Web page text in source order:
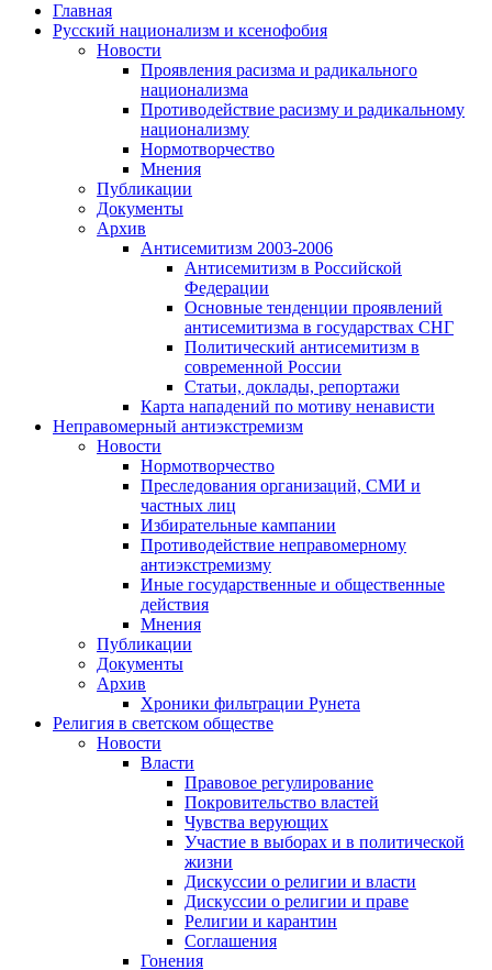
Главная
Русский национализм и ксенофобия
Новости
Проявления расизма и радикального
национализма
Противодействие расизму и радикальному
национализму
Нормотворчество
Мнения
Публикации
Документы
Архив
Антисемитизм 2003-2006
Антисемитизм в Российской
Федерации
Основные тенденции проявлений
антисемитизма в государствах СНГ
Политический антисемитизм в
современной России
Статьи, доклады, репортажи
Карта нападений по мотиву ненависти
Неправомерный антиэкстремизм
Новости
Нормотворчество
Преследования организаций, СМИ и
частных лиц
Избирательные кампании
Противодействие неправомерному
антиэкстремизму
Иные государственные и общественные
действия
Мнения
Публикации
Документы
Архив
Хроники фильтрации Рунета
Религия в светском обществе
Новости
Власти
Правовое регулирование
Покровительство властей
Чувства верующих
Участие в выборах и в политической
жизни
Дискуссии о религии и власти
Дискуссии о религии и праве
Религии и карантин
Соглашения
Гонения